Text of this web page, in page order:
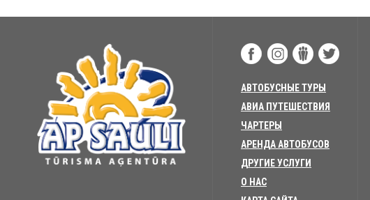
АВТОБУСНЫЕ ТУРЫ
АВИА ПУТЕШЕСТВИЯ
ЧАРТЕРЫ
АРЕНДА АВТОБУСОВ
ДРУГИЕ УСЛУГИ
О НАС